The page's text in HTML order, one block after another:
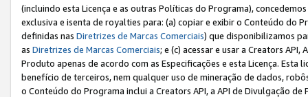
(incluindo esta Licença e as outras Políticas do Programa),
exclusiva e isenta de royalties para: (a) copiar e exibir o Conteúdo do
definidas nas Diretrizes de Marcas Comerciais) que disponibilizamos
as Diretrizes de Marcas Comerciais; e (c) acessar e usar a Creators
Produto apenas de acordo com as Especificações e esta Licença.
benefício de terceiros, nem qualquer uso de mineração de dados,
o Conteúdo do Programa inclui a Creators API, a API de Divulgação